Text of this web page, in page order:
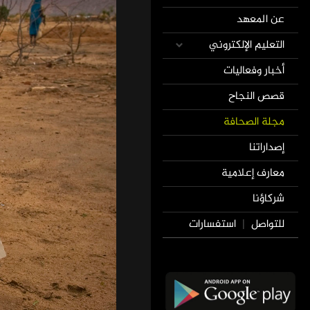
عن المعهد
التعليم الإلكتروني
أخبار وفعاليات
قصص النجاح
مجلة الصحافة
إصداراتنا
معارف إعلامية
شركاؤنا
للتواصل | استفسارات